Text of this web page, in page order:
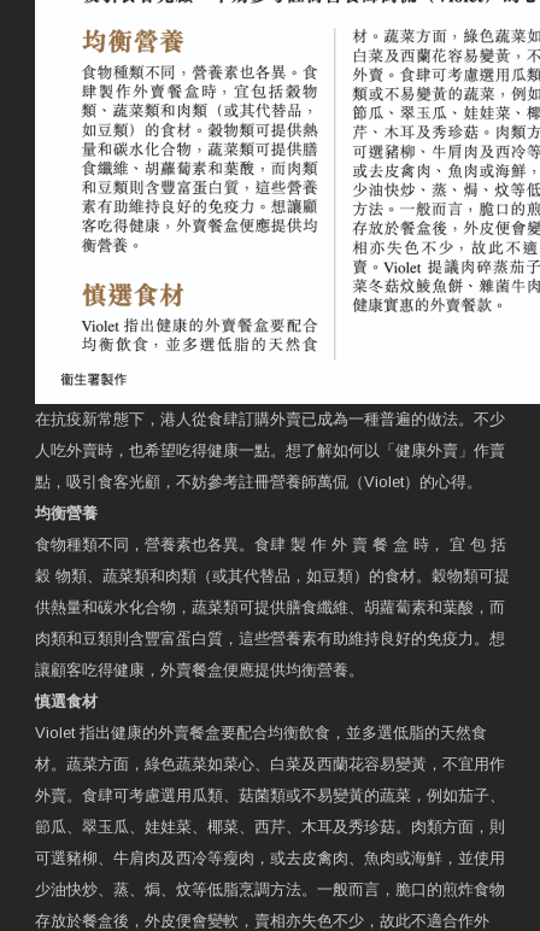
在抗疫新常態下，港人從食肆訂購外賣已成為一種普遍的做法。不少
人吃外賣時，也希望吃得健康一點。想了解如何以「健康外賣」作賣
點，吸引食客光顧，不妨參考註冊營養師萬侃（Violet）的心得。
均衡營養
食物種類不同，營養素也各異。食肆 製 作 外 賣 餐 盒 時， 宜 包 括
穀 物類、蔬菜類和肉類（或其代替品，如豆類）的食材。穀物類可提
供熱量和碳水化合物，蔬菜類可提供膳食纖維、胡蘿蔔素和葉酸，而
肉類和豆類則含豐富蛋白質，這些營養素有助維持良好的免疫力。想
讓顧客吃得健康，外賣餐盒便應提供均衡營養。
慎選食材
Violet 指出健康的外賣餐盒要配合均衡飲食，並多選低脂的天然食
材。蔬菜方面，綠色蔬菜如菜心、白菜及西蘭花容易變黃，不宜用作
外賣。食肆可考慮選用瓜類、菇菌類或不易變黃的蔬菜，例如茄子、
節瓜、翠玉瓜、娃娃菜、椰菜、西芹、木耳及秀珍菇。肉類方面，則
可選豬柳、牛肩肉及西冷等瘦肉，或去皮禽肉、魚肉或海鮮，並使用
少油快炒、蒸、焗、炆等低脂烹調方法。一般而言，脆口的煎炸食物
存放於餐盒後，外皮便會變軟，賣相亦失色不少，故此不適合作外